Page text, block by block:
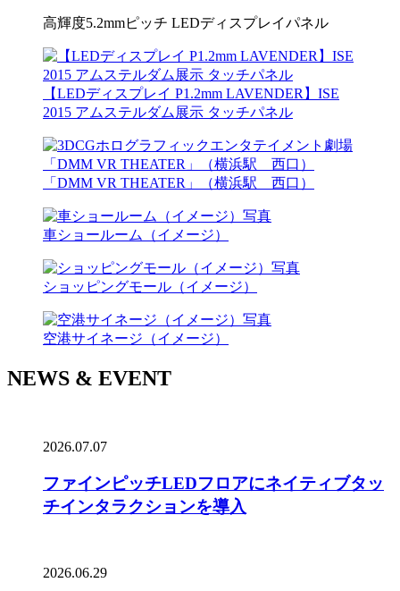
高輝度5.2mmピッチ LEDディスプレイパネル
【LEDディスプレイ P1.2mm LAVENDER】ISE
2015 アムステルダム展示 タッチパネル
「DMM VR THEATER」（横浜駅 西口）
車ショールーム（イメージ）
ショッピングモール（イメージ）
空港サイネージ（イメージ）
NEWS & EVENT
2026.07.07
ファインピッチLEDフロアにネイティブタッ
チインタラクションを導入
2026.06.29